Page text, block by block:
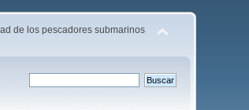
de los pescadores submarinos